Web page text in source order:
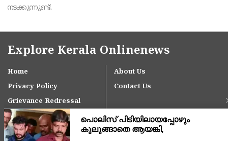
നടക്കുന്നുണ്ട്.
Explore Kerala Onlinenews
Home
About Us
Privacy Policy
Contact Us
Grievance Redressal